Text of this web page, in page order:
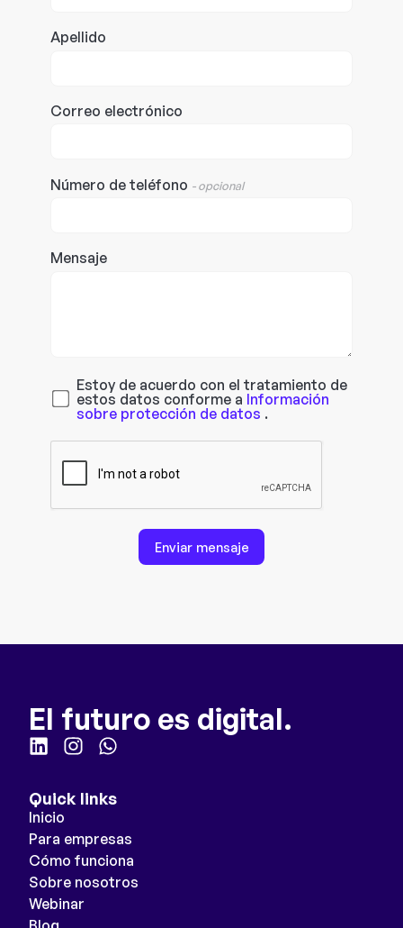
Apellido
Correo electrónico
Número de teléfono - opcional
Mensaje
Estoy de acuerdo con el tratamiento de
estos datos conforme a Información
sobre protección de datos .
Enviar mensaje
El futuro es digital.
Quick links
Inicio
Para empresas
Cómo funciona
Sobre nosotros
Webinar